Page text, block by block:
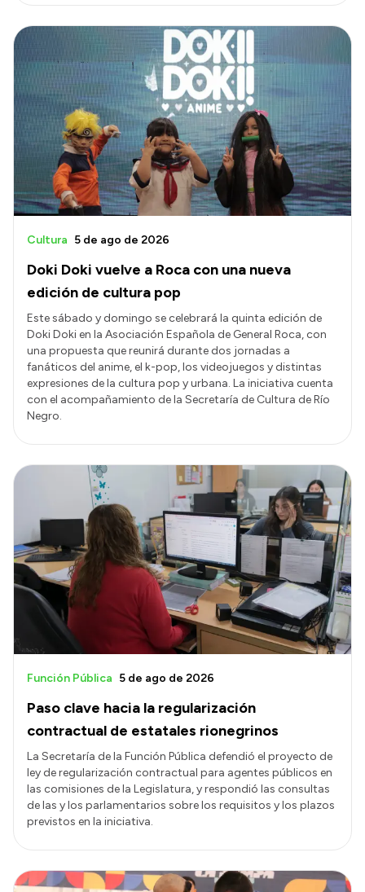
Doki Doki vuelve a Roca con una nueva
edición de cultura pop
Cultura 5 de ago de 2026
Este sábado y domingo se celebrará la quinta edición de
Doki Doki en la Asociación Española de General Roca, con
una propuesta que reunirá durante dos jornadas a
fanáticos del anime, el k-pop, los videojuegos y distintas
expresiones de la cultura pop y urbana. La iniciativa cuenta
con el acompañamiento de la Secretaría de Cultura de Río
Negro.
Paso clave hacia la regularización
contractual de estatales rionegrinos
Función Pública 5 de ago de 2026
La Secretaría de la Función Pública defendió el proyecto de
ley de regularización contractual para agentes públicos en
las comisiones de la Legislatura, y respondió las consultas
de las y los parlamentarios sobre los requisitos y los plazos
previstos en la iniciativa.